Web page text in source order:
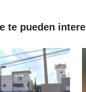
te pueden